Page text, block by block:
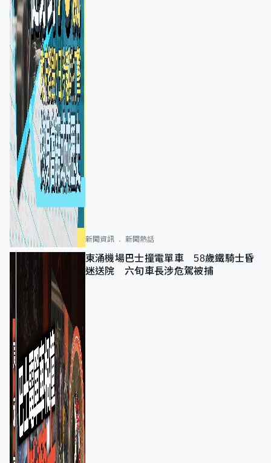
新聞資訊 新聞熱話
東涌機場巴士撞電單車 58歲鐵騎士昏
迷送院 六旬車長涉危駕被捕